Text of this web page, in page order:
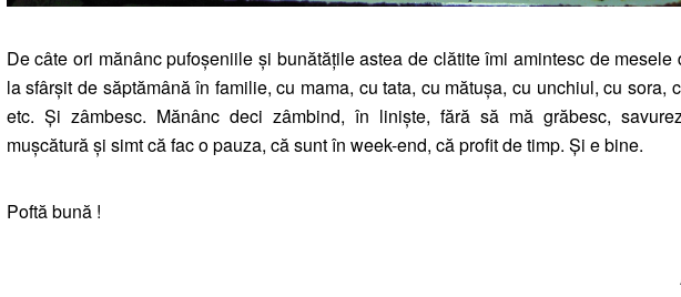
De câte ori mănânc pufoşeniile şi bunătățile astea de clătite îmi amintesc de mesele
la sfârşit de săptămână în familie, cu mama, cu tata, cu mătuşa, cu unchiul, cu sora,
etc. Şi zâmbesc. Mănânc deci zâmbind, în linişte, fără să mă grăbesc,
muşcătură şi simt că fac o pauza, că sunt în week-end, că profit de timp. Şi e bine.
Poftă bună !